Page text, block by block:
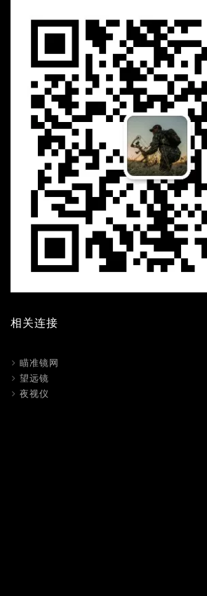
相关连接
瞄准镜网
望远镜
夜视仪